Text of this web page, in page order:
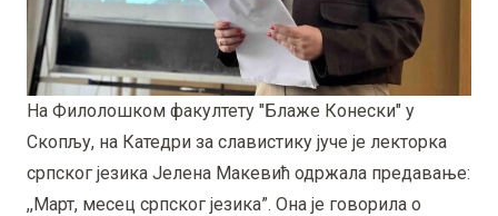
На Филолошком факултету "Блаже Конески" у
Скопљу, на Катедри за славистику јуче је лекторка
српског језика Јелена Макевић одржала предавање:
,,Март, месец српског језика”. Она је говорила о